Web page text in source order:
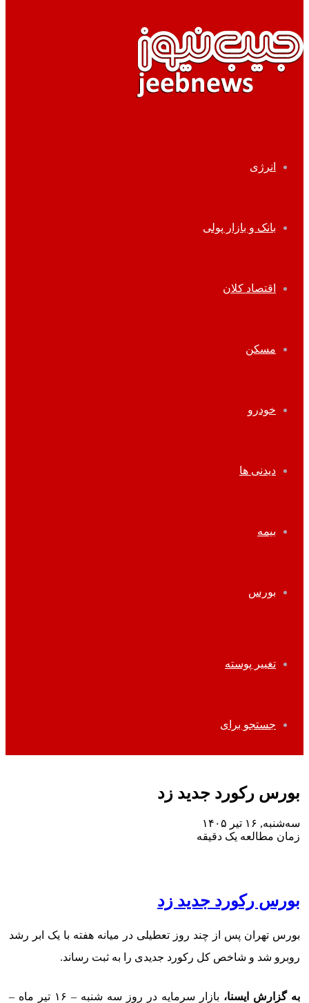
انرژی
بانک و بازار پولی
اقتصاد کلان
مسکن
خودرو
دیدنی ها
بیمه
بورس
تغییر پوسته
جستجو برای
بورس رکورد جدید زد
سه‌شنبه, ۱۶ تیر ۱۴۰۵
زمان مطالعه یک دقیقه
بورس رکورد جدید زد
بورس تهران پس از چند روز تعطیلی در میانه هفته با یک ابر رشد
روبرو شد و شاخص کل رکورد جدیدی را به ثبت رساند.
به گزارش ایسنا،
بازار سرمایه در روز سه شنبه – ۱۶ تیر ماه –